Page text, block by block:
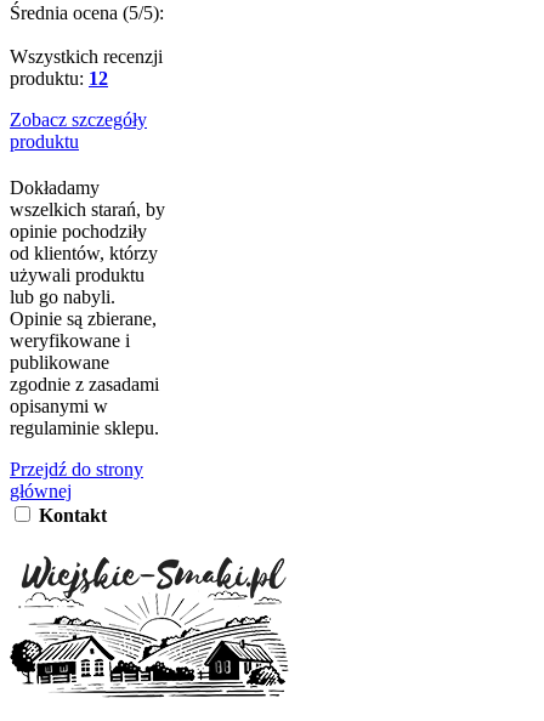
Średnia ocena (5/5):
Wszystkich recenzji
produktu: 12
Zobacz szczegóły
produktu
Dokładamy
wszelkich starań, by
opinie pochodziły
od klientów, którzy
używali produktu
lub go nabyli.
Opinie są zbierane,
weryfikowane i
publikowane
zgodnie z zasadami
opisanymi w
regulaminie sklepu.
Przejdź do strony
głównej
Kontakt